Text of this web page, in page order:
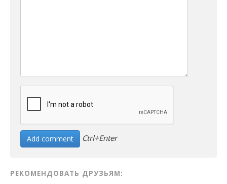
Ctrl+Enter
РЕКОМЕНДОВАТЬ ДРУЗЬЯМ: